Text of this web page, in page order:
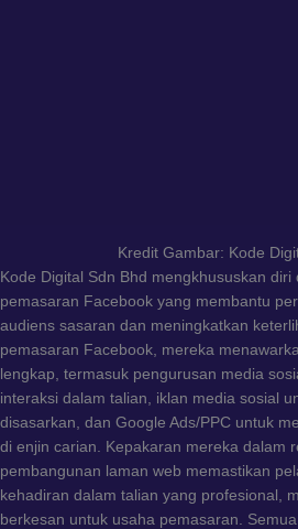
Kredit Gambar: Kode
Kode Digital Sdn Bhd mengkhususkan
pemasaran Facebook yang membantu
audiens sasaran dan meningkatkan
pemasaran Facebook, mereka
lengkap, termasuk pengurusan media
interaksi dalam talian, iklan media sosial
disasarkan, dan Google Ads/PPC untuk
di enjin carian. Kepakaran mereka dalam
pembangunan laman web memastikan
kehadiran dalam talian yang profesional,
berkesan untuk usaha pemasaran.